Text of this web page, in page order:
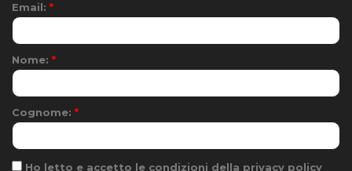
Email: *
Nome: *
Cognome: *
Ho letto e accetto le condizioni della privacy policy